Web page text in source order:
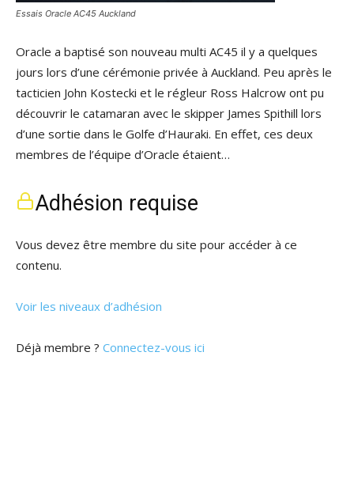
Essais Oracle AC45 Auckland
Oracle a baptisé son nouveau multi AC45 il y a quelques
jours lors d’une cérémonie privée à Auckland. Peu après le
tacticien John Kostecki et le régleur Ross Halcrow ont pu
découvrir le catamaran avec le skipper James Spithill lors
d’une sortie dans le Golfe d’Hauraki. En effet, ces deux
membres de l’équipe d’Oracle étaient…
Adhésion requise
Vous devez être membre du site pour accéder à ce
contenu.
Voir les niveaux d’adhésion
Déjà membre ? Connectez-vous ici